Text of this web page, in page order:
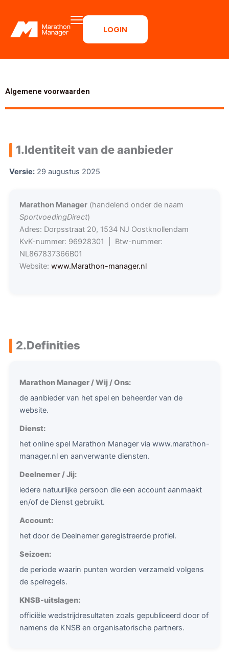
LOGIN
Algemene voorwaarden
1.Identiteit van de aanbieder
Versie: 29 augustus 2025
Marathon Manager (handelend onder de naam
SportvoedingDirect)
Adres: Dorpsstraat 20, 1534 NJ Oostknollendam
KvK-nummer: 96928301 | Btw-nummer:
NL867837366B01
Website: www.Marathon-manager.nl
2.Definities
Marathon Manager / Wij / Ons:
de aanbieder van het spel en beheerder van de
website.
Dienst:
het online spel Marathon Manager via www.marathon-
manager.nl en aanverwante diensten.
Deelnemer / Jij:
iedere natuurlijke persoon die een account aanmaakt
en/of de Dienst gebruikt.
Account:
het door de Deelnemer geregistreerde profiel.
Seizoen:
de periode waarin punten worden verzameld volgens
de spelregels.
KNSB-uitslagen:
officiële wedstrijdresultaten zoals gepubliceerd door of
namens de KNSB en organisatorische partners.